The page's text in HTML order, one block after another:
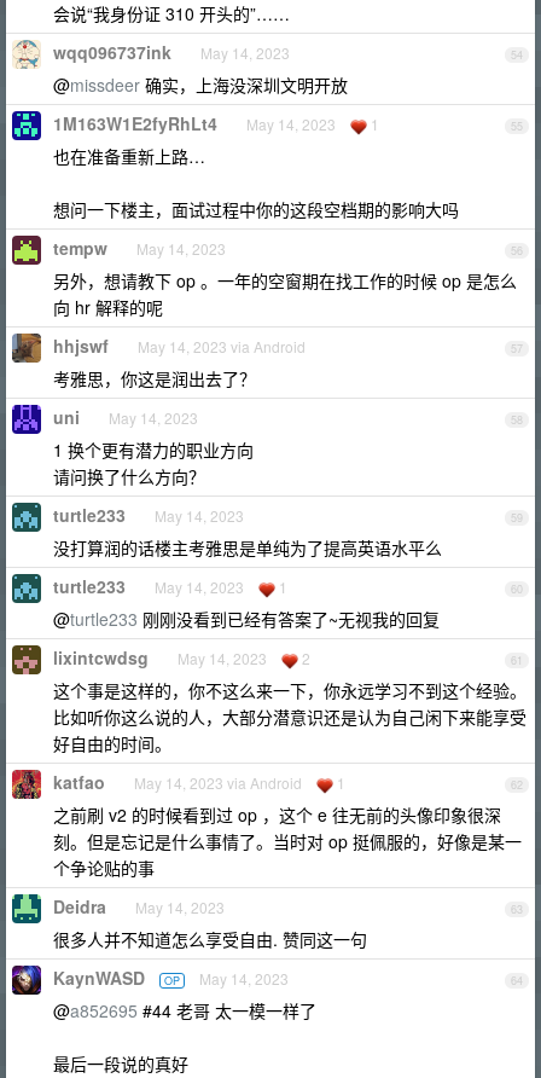
会说“我身份证 310 开头的”……
54
wqq096737ink May 14, 2023
@missdeer 确实，上海没深圳文明开放
55
1M163W1E2fyRhLt4 May 14, 2023 1
也在准备重新上路…
想问一下楼主，面试过程中你的这段空档期的影响大吗
56
tempw May 14, 2023
另外，想请教下 op 。一年的空窗期在找工作的时候 op 是怎么
向 hr 解释的呢
57
hhjswf May 14, 2023 via Android
考雅思，你这是润出去了？
58
uni May 14, 2023
1 换个更有潜力的职业方向
请问换了什么方向？
59
turtle233 May 14, 2023
没打算润的话楼主考雅思是单纯为了提高英语水平么
60
turtle233 May 14, 2023 1
@turtle233 刚刚没看到已经有答案了~无视我的回复
61
lixintcwdsg May 14, 2023 2
这个事是这样的，你不这么来一下，你永远学习不到这个经验。
比如听你这么说的人，大部分潜意识还是认为自己闲下来能享受
好自由的时间。
62
katfao May 14, 2023 via Android 1
之前刷 v2 的时候看到过 op ，这个 e 往无前的头像印象很深
刻。但是忘记是什么事情了。当时对 op 挺佩服的，好像是某一
个争论贴的事
63
Deidra May 14, 2023
很多人并不知道怎么享受自由. 赞同这一句
64
KaynWASD OP May 14, 2023
@a852695 #44 老哥 太一模一样了
最后一段说的真好